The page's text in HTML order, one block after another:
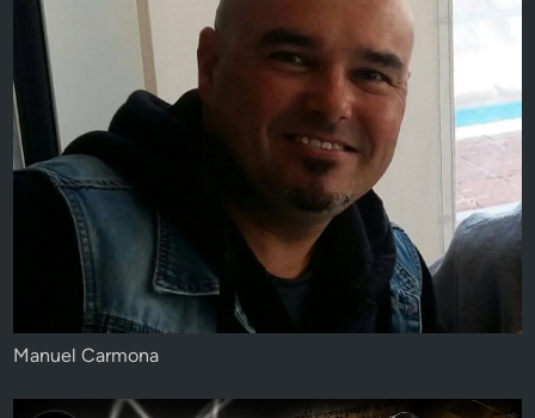
Manuel Carmona